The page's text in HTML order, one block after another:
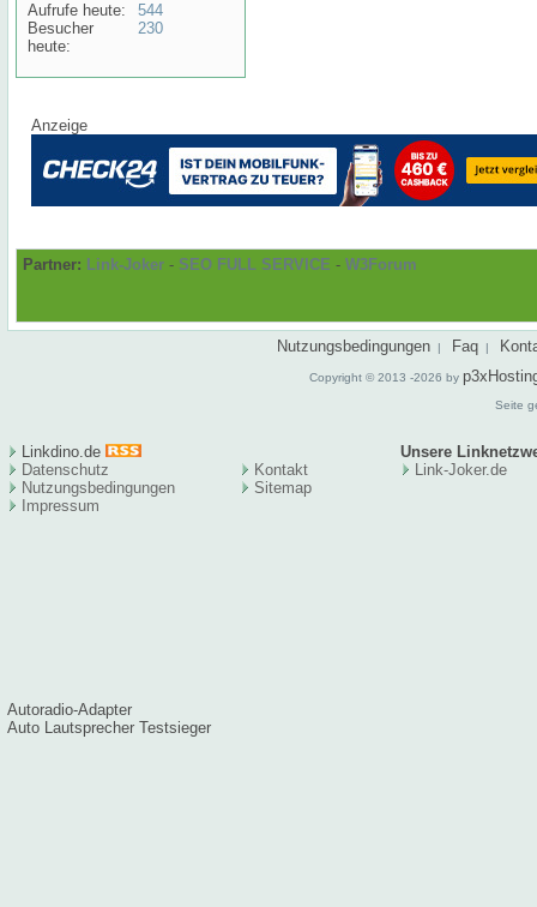
Aufrufe heute:
Besucher
heute:
544
230
Anzeige
Partner: Link-Joker - SEO FULL SERVICE - W3Forum
Nutzungsbedingungen | Faq |
Copyright © 2013 -2026 by
Seite
Linkdino.de
Unsere
Datenschutz
Nutzungsbedingungen
Impressum
Kontakt
Sitemap
Link-Joker.de
Autoradio-Adapter
Auto Lautsprecher Testsieger